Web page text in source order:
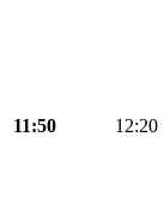
11:50 12:20